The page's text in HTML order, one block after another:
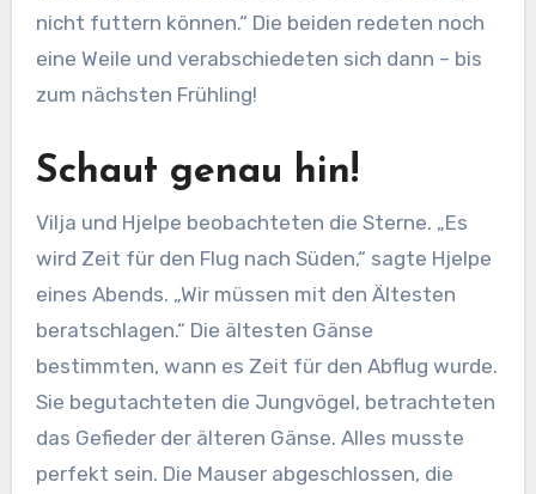
nicht futtern können.“ Die beiden redeten noch
eine Weile und verabschiedeten sich dann – bis
zum nächsten Frühling!
Schaut genau hin!
Vilja und Hjelpe beobachteten die Sterne. „Es
wird Zeit für den Flug nach Süden,“ sagte Hjelpe
eines Abends. „Wir müssen mit den Ältesten
beratschlagen.“ Die ältesten Gänse
bestimmten, wann es Zeit für den Abflug wurde.
Sie begutachteten die Jungvögel, betrachteten
das Gefieder der älteren Gänse. Alles musste
perfekt sein. Die Mauser abgeschlossen, die